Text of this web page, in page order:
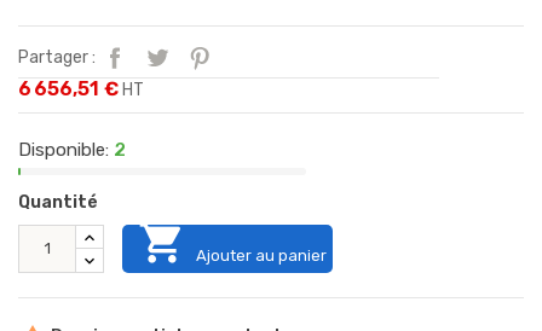
Partager :
6 656,51 € HT
Disponible: 2
Quantité
 Ajouter au panier